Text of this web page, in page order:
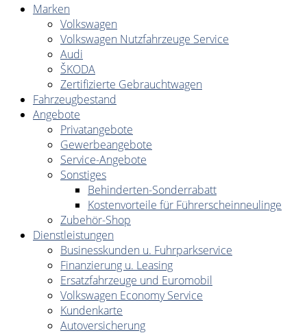
Marken
Volkswagen
Volkswagen Nutzfahrzeuge Service
Audi
ŠKODA
Zertifizierte Gebrauchtwagen
Fahrzeugbestand
Angebote
Privatangebote
Gewerbeangebote
Service-Angebote
Sonstiges
Behinderten-Sonderrabatt
Kostenvorteile für Führerscheinneulinge
Zubehör-Shop
Dienstleistungen
Businesskunden u. Fuhrparkservice
Finanzierung u. Leasing
Ersatzfahrzeuge und Euromobil
Volkswagen Economy Service
Kundenkarte
Autoversicherung